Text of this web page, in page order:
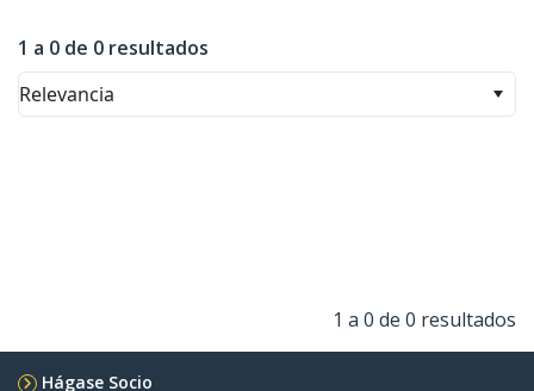
1 a 0 de 0 resultados
Relevancia
1 a 0 de 0 resultados
Hágase Socio